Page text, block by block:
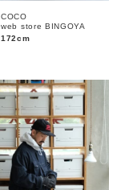
在庫なし含む
COCO
web store BINGOYA
172cm